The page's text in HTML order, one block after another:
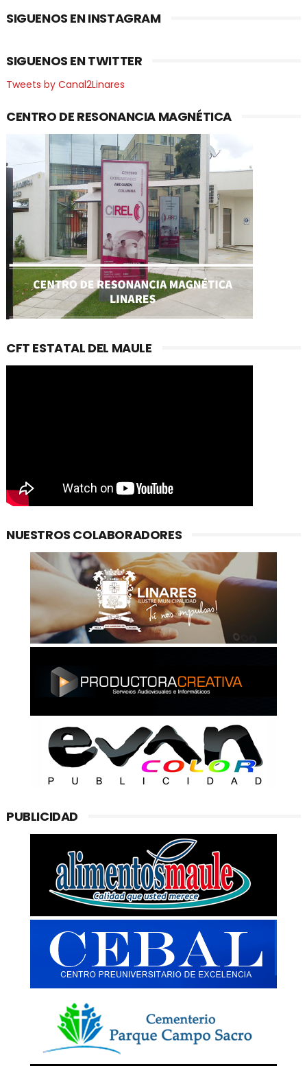
SIGUENOS EN INSTAGRAM
SIGUENOS EN TWITTER
Tweets by Canal2Linares
CENTRO DE RESONANCIA MAGNÉTICA
CFT ESTATAL DEL MAULE
NUESTROS COLABORADORES
PUBLICIDAD